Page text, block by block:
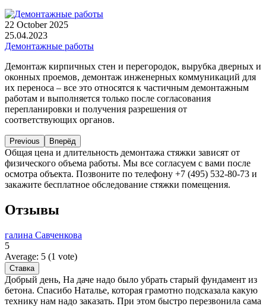
22 October 2025
25.04.2023
Демонтажные работы
Демонтаж кирпичных стен и перегородок, вырубка дверных и
оконных проемов, демонтаж инженерных коммуникаций для
их переноса – все это относятся к частичным демонтажным
работам и выполняется только после согласования
перепланировки и получения разрешения от
соответствующих органов.
Previous Вперёд
Общая цена и длительность демонтажа стяжки зависят от
физического объема работы. Мы все согласуем с вами после
осмотра объекта. Позвоните по телефону +7 (495) 532-80-73 и
закажите бесплатное обследование стяжки помещения.
Отзывы
галина Савченкова
5
Average: 5 (1 vote)
Добрый день, На даче надо было убрать старый фундамент из
бетона. Спасибо Наталье, которая грамотно подсказала какую
технику нам надо заказать. При этом быстро перезвонила сама